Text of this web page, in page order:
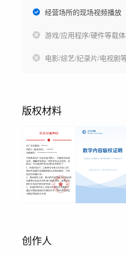
经营场所的现场视频播放
游戏/应用程序/硬件等载
电影/综艺/纪录片/电视剧
版权材料
创作人